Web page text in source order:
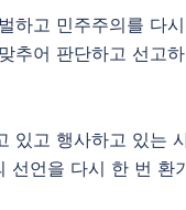
하고 민주주의를 다
추어 판단하고 선고
있고 행사하고 있는
선언을 다시 한 번 환